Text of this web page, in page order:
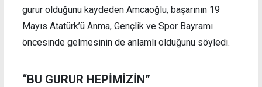
gurur olduğunu kaydeden Amcaoğlu, başarının 19
Mayıs Atatürk’ü Anma, Gençlik ve Spor Bayramı
öncesinde gelmesinin de anlamlı olduğunu söyledi.
“BU GURUR HEPİMİZİN”